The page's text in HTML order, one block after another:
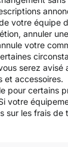
votre équipe
annuler
votre
serez
et accessoires.
pour certains
votre
sur les frais